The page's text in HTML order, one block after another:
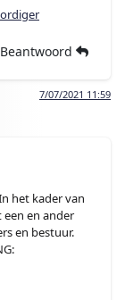
Beantwoord
7/07/2021 11:59
het kader van
en ander
en bestuur.